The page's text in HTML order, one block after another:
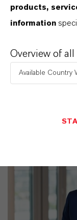
KUNDINNEN
Partner für
products,
information
Overview of
Available Country